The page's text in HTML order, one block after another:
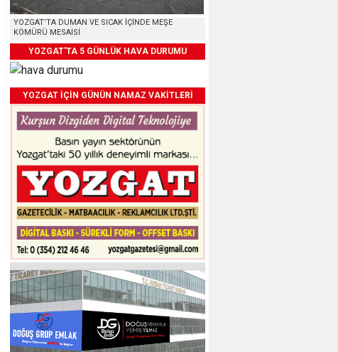
YOZGAT’TA DUMAN VE SICAK İÇİNDE MEŞE
KÖMÜRÜ MESAİSİ
YOZGAT'TA 5 GÜNLÜK HAVA DURUMU
YOZGAT İÇİN GÜNÜN NAMAZ VAKİTLERİ